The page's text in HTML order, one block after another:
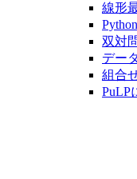
線形
双対
デー
組合
PuLP